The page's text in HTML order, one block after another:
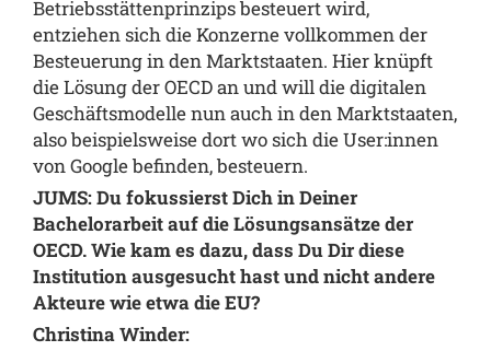
Betriebsstättenprinzips besteuert wird,
entziehen sich die Konzerne vollkommen der
Besteuerung in den Marktstaaten. Hier knüpft
die Lösung der OECD an und will die digitalen
Geschäftsmodelle nun auch in den Marktstaaten,
also beispielsweise dort wo sich die User:innen
von Google befinden, besteuern.
JUMS: Du fokussierst Dich in Deiner
Bachelorarbeit auf die Lösungsansätze der
OECD. Wie kam es dazu, dass Du Dir diese
Institution ausgesucht hast und nicht andere
Akteure wie etwa die EU?
Christina Winder: